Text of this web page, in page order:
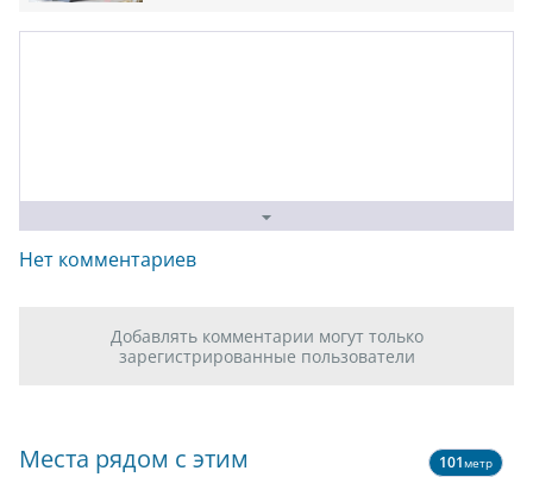
Нет комментариев
Добавлять комментарии могут только
зарегистрированные пользователи
Места рядом с этим 101метр